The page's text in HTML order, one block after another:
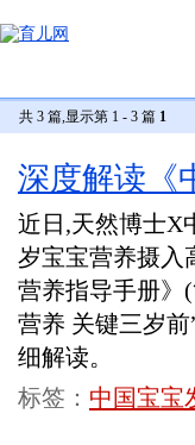
共 3 篇,显示第 1 - 3 篇 1
深度解读《
近日,天然博士X
岁宝宝营养摄
营养指导手册》
营养 关键三岁
细解读。
标签： 中国宝宝